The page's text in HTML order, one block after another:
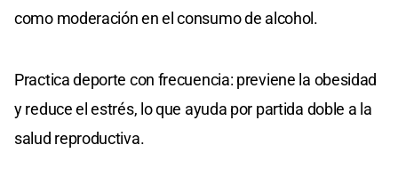
como moderación en el consumo de alcohol.
Practica deporte con frecuencia: previene la obesidad
y reduce el estrés, lo que ayuda por partida doble a la
salud reproductiva.